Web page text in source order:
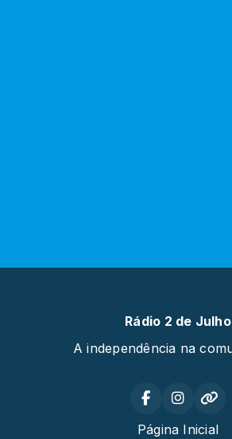
Rádio 2 de Julho
A independência na
Página Inicial